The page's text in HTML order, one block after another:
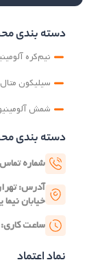
دسته بندی
نیم‌کره
سیلیکون متال
شمش
دسته بندی
شماره تماس: ۰۹۱۲۲۱۵۹۳۷۷-
آدرس:
خیابان نیما
ساعت کاری:
نماد اعتماد